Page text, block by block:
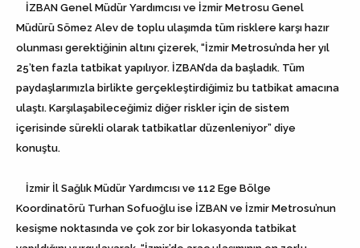
İZBAN Genel Müdür Yardımcısı ve İzmir Metrosu Genel
Müdürü Sömez Alev de toplu ulaşımda tüm risklere karşı hazır
olunması gerektiğinin altını çizerek, “İzmir Metrosu’nda her yıl
25’ten fazla tatbikat yapılıyor. İZBAN’da da başladık. Tüm
paydaşlarımızla birlikte gerçekleştirdiğimiz bu tatbikat amacına
ulaştı. Karşılaşabileceğimiz diğer riskler için de sistem
içerisinde sürekli olarak tatbikatlar düzenleniyor” diye
konuştu.
İzmir İl Sağlık Müdür Yardımcısı ve 112 Ege Bölge
Koordinatörü Turhan Sofuoğlu ise İZBAN ve İzmir Metrosu’nun
kesişme noktasında ve çok zor bir lokasyonda tatbikat